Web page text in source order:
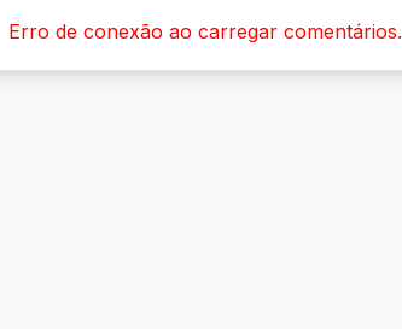
Erro de conexão ao carregar comentários.